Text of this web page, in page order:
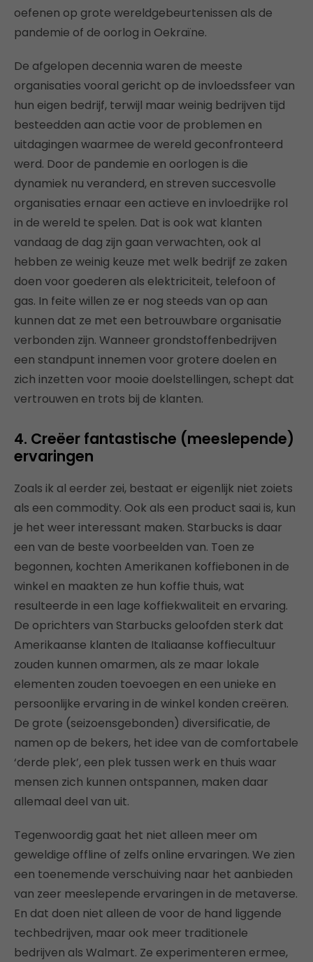
oefenen op grote wereldgebeurtenissen als de
pandemie of de oorlog in Oekraïne.
De afgelopen decennia waren de meeste
organisaties vooral gericht op de invloedssfeer van
hun eigen bedrijf, terwijl maar weinig bedrijven tijd
besteedden aan actie voor de problemen en
uitdagingen waarmee de wereld geconfronteerd
werd. Door de pandemie en oorlogen is die
dynamiek nu veranderd, en streven succesvolle
organisaties ernaar een actieve en invloedrijke rol
in de wereld te spelen. Dat is ook wat klanten
vandaag de dag zijn gaan verwachten, ook al
hebben ze weinig keuze met welk bedrijf ze zaken
doen voor goederen als elektriciteit, telefoon of
gas. In feite willen ze er nog steeds van op aan
kunnen dat ze met een betrouwbare organisatie
verbonden zijn. Wanneer grondstoffenbedrijven
een standpunt innemen voor grotere doelen en
zich inzetten voor mooie doelstellingen, schept dat
vertrouwen en trots bij de klanten.
4. Creëer fantastische (meeslepende)
ervaringen
Zoals ik al eerder zei, bestaat er eigenlijk niet zoiets
als een commodity. Ook als een product saai is, kun
je het weer interessant maken. Starbucks is daar
een van de beste voorbeelden van. Toen ze
begonnen, kochten Amerikanen koffiebonen in de
winkel en maakten ze hun koffie thuis, wat
resulteerde in een lage koffiekwaliteit en ervaring.
De oprichters van Starbucks geloofden sterk dat
Amerikaanse klanten de Italiaanse koffiecultuur
zouden kunnen omarmen, als ze maar lokale
elementen zouden toevoegen en een unieke en
persoonlijke ervaring in de winkel konden creëren.
De grote (seizoensgebonden) diversificatie, de
namen op de bekers, het idee van de comfortabele
‘derde plek’, een plek tussen werk en thuis waar
mensen zich kunnen ontspannen, maken daar
allemaal deel van uit.
Tegenwoordig gaat het niet alleen meer om
geweldige offline of zelfs online ervaringen. We zien
een toenemende verschuiving naar het aanbieden
van zeer meeslepende ervaringen in de metaverse.
En dat doen niet alleen de voor de hand liggende
techbedrijven, maar ook meer traditionele
bedrijven als Walmart. Ze experimenteren ermee,